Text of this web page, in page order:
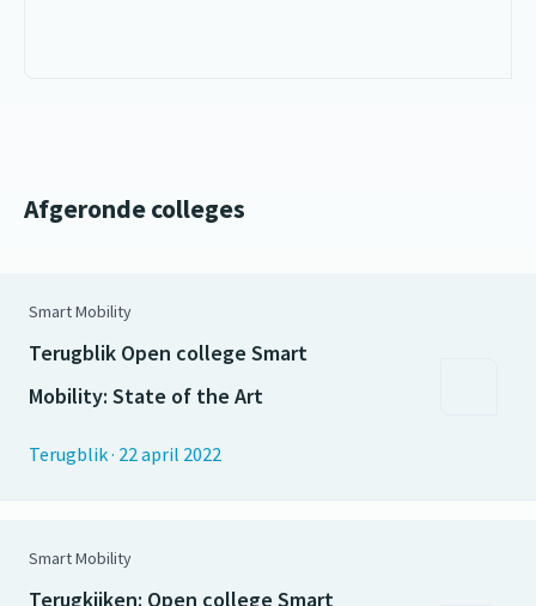
Afgeronde colleges
Smart Mobility
Terugblik Open college Smart
Mobility: State of the Art
Terugblik· 22 april 2022
Smart Mobility
Terugkijken: Open college Smart